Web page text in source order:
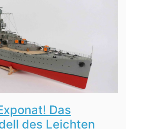
Das
des Leichten